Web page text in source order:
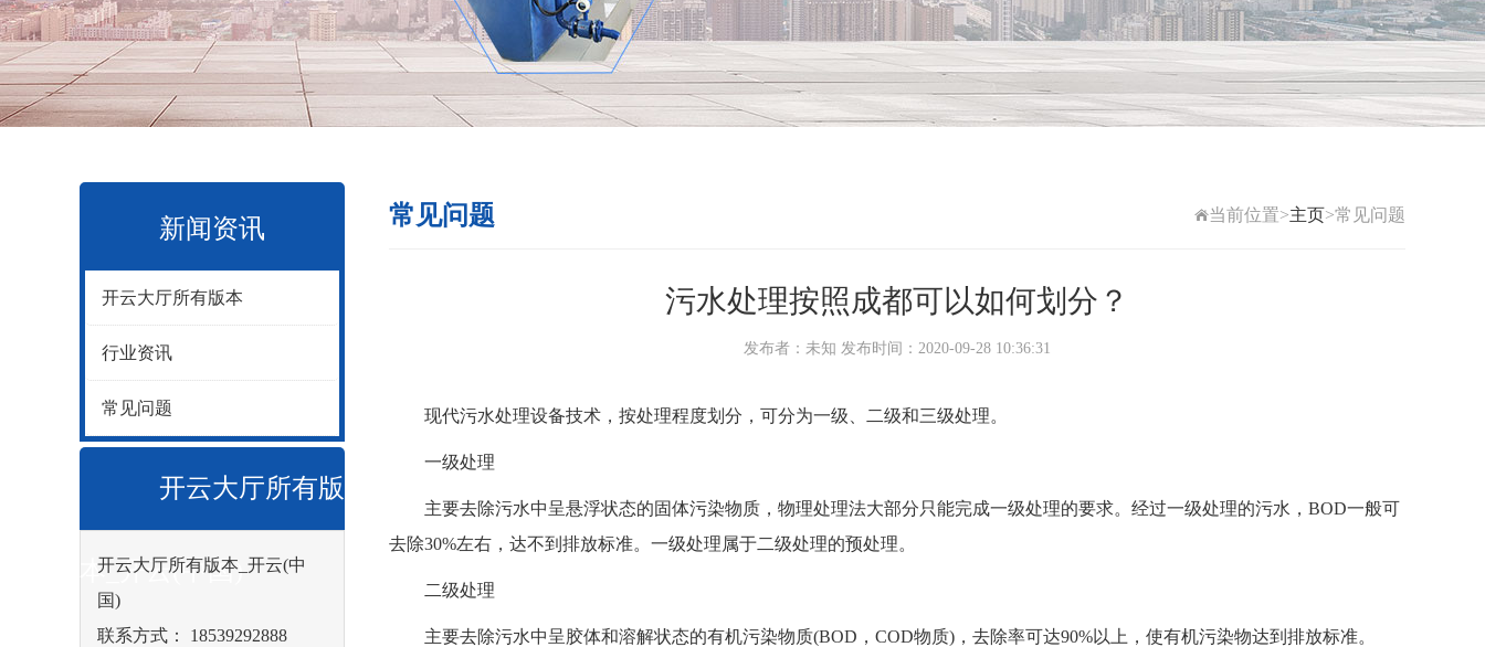
新闻资讯
开云大厅所有版本
行业资讯
常见问题
开云大厅所有版
本_开云(中国)
开云大厅所有版本_开云(中
国)
联系方式： 18539292888
常见问题 当前位置>主页>常见问题
污水处理按照成都可以如何划分？
发布者：未知 发布时间：2020-09-28 10:36:31
现代污水处理设备技术，按处理程度划分，可分为一级、二级和三级处理。
一级处理
主要去除污水中呈悬浮状态的固体污染物质，物理处理法大部分只能完成一级处理的要求。经过一级处理的污水，BOD一般可
去除30%左右，达不到排放标准。一级处理属于二级处理的预处理。
二级处理
主要去除污水中呈胶体和溶解状态的有机污染物质(BOD，COD物质)，去除率可达90%以上，使有机污染物达到排放标准。